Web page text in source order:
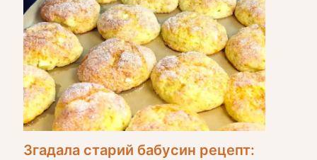
Згадала старий бабусин рецепт: